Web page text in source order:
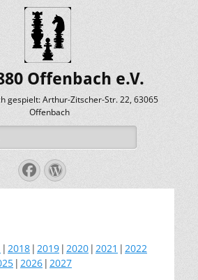
Offenbach e.V.
gespielt: Arthur-Zitscher-Str. 22, 63065
Offenbach
Facebook
WordPress
2018 2019 2020 2021
2022
2026 2027